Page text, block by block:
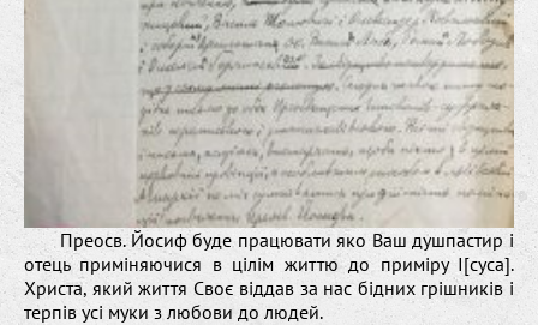
Преосв. Йосиф буде працювати яко Ваш душпастир і
отець приміняючися в цілім життю до приміру І[суса].
Христа, який життя Своє віддав за нас бідних грішників і
терпів усі муки з любови до людей.